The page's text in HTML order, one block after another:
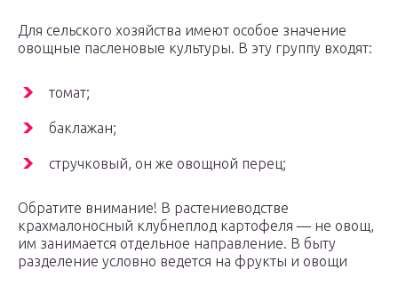
Для сельского хозяйства имеют особое значение
овощные пасленовые культуры. В эту группу входят:
томат;
баклажан;
стручковый, он же овощной перец;
Обратите внимание! В растениеводстве
крахмалоносный клубнеплод картофеля — не овощ,
им занимается отдельное направление. В быту
разделение условно ведется на фрукты и овощи